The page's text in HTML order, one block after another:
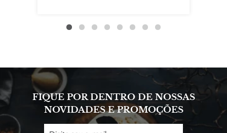
FIQUE POR DENTRO DE NOSSAS
NOVIDADES E PROMOÇÕES